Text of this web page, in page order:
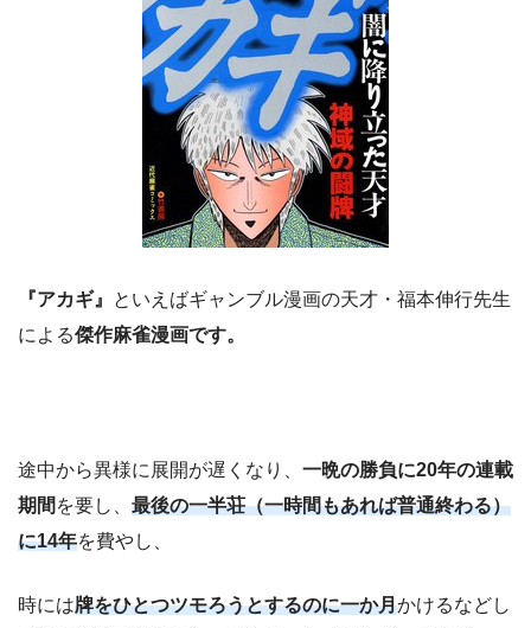
『アカギ』
といえばギャンブル漫画の天才・福本伸行先生
による傑作麻雀漫画です。
途中から異様に展開が遅くなり、 一晩の勝負に20年の連載
期間 を要し、 最後の一半荘（一時間もあれば普通終わる）
に14年を費やし、
時には牌をひとつツモろうとするのに一か月かけるなどし